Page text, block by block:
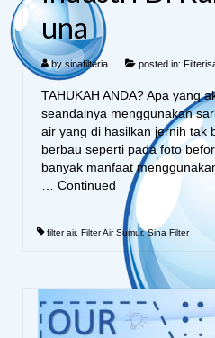
una
by sinafilteria | posted in:
TAHUKAH ANDA? Apa yang
seandainya menggunakan
air yang di hasilkan jernih tak
berbau seperti pada foto
banyak manfaat
Continued
filter air, Filter Air Sumur,Sina Filter